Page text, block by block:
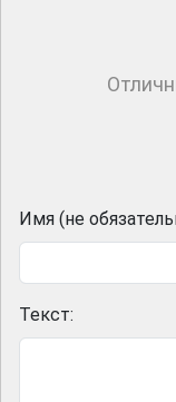
Имя (не
Текст: